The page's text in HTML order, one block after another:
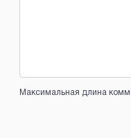
Максимальная длина